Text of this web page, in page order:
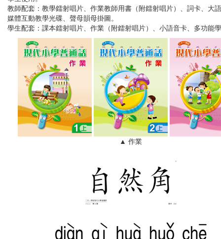
教師配套： 教學鐳射唱片、作業教師用書（附鐳射唱片）、詞卡、大
媒體互動教學光碟、聲母韻母掛圖。
學生配套： 課本鐳射唱片、作業（附鐳射唱片）、小語音卡、多功能
▲ 作業